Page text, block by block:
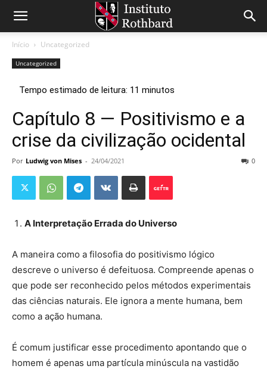
Início Uncategorized
Uncategorized
Capítulo 8 — Positivismo e a
crise da civilização ocidental
Por Ludwig von Mises - 24/04/2021 0
A Interpretação Errada do Universo
A maneira como a filosofia do positivismo lógico
descreve o universo é defeituosa. Compreende apenas o
que pode ser reconhecido pelos métodos experimentais
das ciências naturais. Ele ignora a mente humana, bem
como a ação humana.
É comum justificar esse procedimento apontando que o
homem é apenas uma partícula minúscula na vastidão